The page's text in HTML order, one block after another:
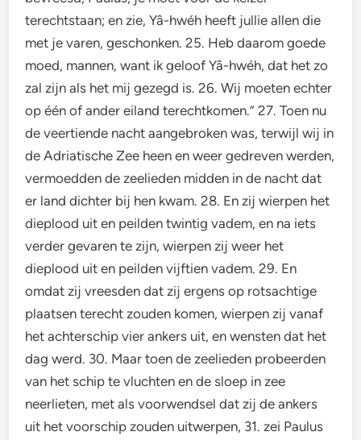
terechtstaan; en zie, Yâ-hwéh heeft jullie allen die
met je varen, geschonken. 25. Heb daarom goede
moed, mannen, want ik geloof Yâ-hwéh, dat het zo
zal zijn als het mij gezegd is. 26. Wij moeten echter
op één of ander eiland terechtkomen.” 27. Toen nu
de veertiende nacht aangebroken was, terwijl wij in
de Adriatische Zee heen en weer gedreven werden,
vermoedden de zeelieden midden in de nacht dat
er land dichter bij hen kwam. 28. En zij wierpen het
dieplood uit en peilden twintig vadem, en na iets
verder gevaren te zijn, wierpen zij weer het
dieplood uit en peilden vijftien vadem. 29. En
omdat zij vreesden dat zij ergens op rotsachtige
plaatsen terecht zouden komen, wierpen zij vanaf
het achterschip vier ankers uit, en wensten dat het
dag werd. 30. Maar toen de zeelieden probeerden
van het schip te vluchten en de sloep in zee
neerlieten, met als voorwendsel dat zij de ankers
uit het voorschip zouden uitwerpen, 31. zei Paulus